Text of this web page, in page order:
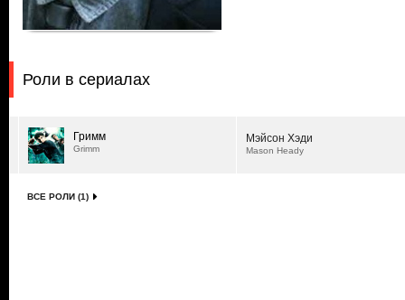
Роли в сериалах
Гримм
Grimm
Мэйсон Хэди
Mason Heady
ВСЕ РОЛИ (1)